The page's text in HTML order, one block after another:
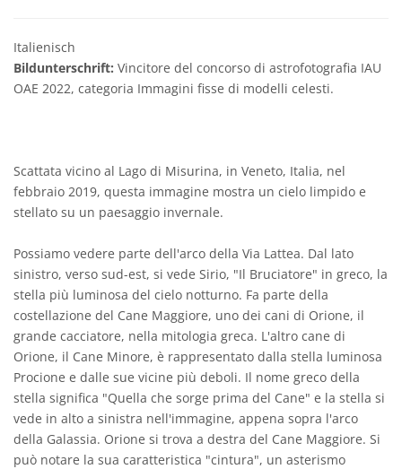
Italienisch
Bildunterschrift: Vincitore del concorso di astrofotografia IAU
OAE 2022, categoria Immagini fisse di modelli celesti.
Scattata vicino al Lago di Misurina, in Veneto, Italia, nel
febbraio 2019, questa immagine mostra un cielo limpido e
stellato su un paesaggio invernale.
Possiamo vedere parte dell'arco della Via Lattea. Dal lato
sinistro, verso sud-est, si vede Sirio, "Il Bruciatore" in greco, la
stella più luminosa del cielo notturno. Fa parte della
costellazione del Cane Maggiore, uno dei cani di Orione, il
grande cacciatore, nella mitologia greca. L'altro cane di
Orione, il Cane Minore, è rappresentato dalla stella luminosa
Procione e dalle sue vicine più deboli. Il nome greco della
stella significa "Quella che sorge prima del Cane" e la stella si
vede in alto a sinistra nell'immagine, appena sopra l'arco
della Galassia. Orione si trova a destra del Cane Maggiore. Si
può notare la sua caratteristica "cintura", un asterismo